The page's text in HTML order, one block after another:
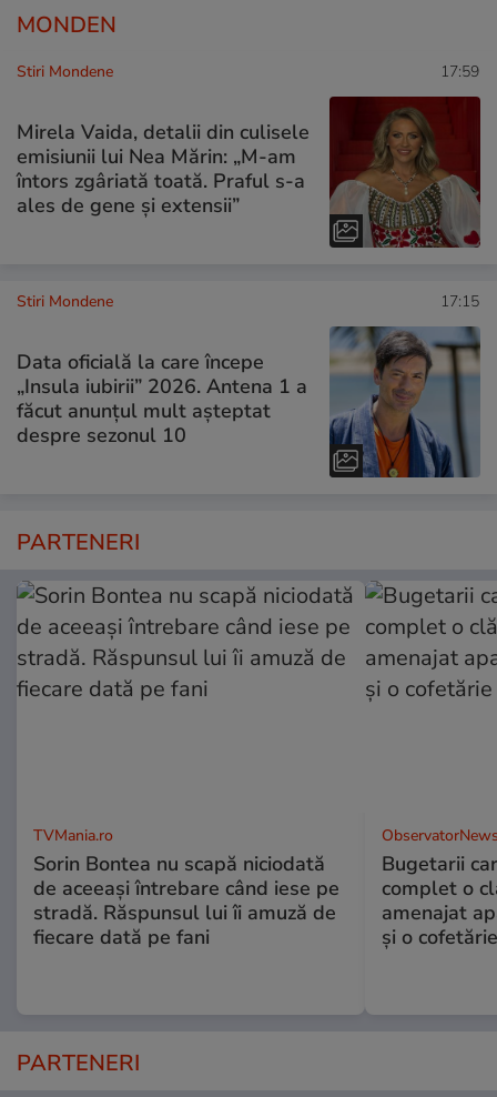
MONDEN
Stiri Mondene 17:59
Mirela Vaida, detalii din culisele
emisiunii lui Nea Mărin: „M-am
întors zgâriată toată. Praful s-a
ales de gene și extensii”
Stiri Mondene 17:15
Data oficială la care începe
„Insula iubirii” 2026. Antena 1 a
făcut anunțul mult așteptat
despre sezonul 10
PARTENERI
TVMania.ro
Sorin Bontea nu scapă niciodată
de aceeași întrebare când iese pe
stradă. Răspunsul lui îi amuză de
fiecare dată pe fani
Bugetarii
complet o
amenajat
și o cofetărie
PARTENERI